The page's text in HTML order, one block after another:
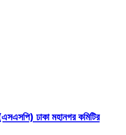
ঢাকা মহানগর কমিটির